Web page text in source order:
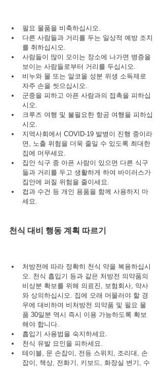
필요 물품을 비축하십시오.
다른 사람들과 거리를 두는 일상적 예방 조치
를 취하십시오.
사람들이 많이 모이는 장소에 나가면 병증을
보이는 사람들로부터 거리를 두십시오.
비누와 물 또는 알코올 성분 위생 소독제로
자주 손을 씻으십시오.
군중을 피하고 아픈 사람과의 접촉을 피하십
시오.
크루즈 여행 및 불필요한 항공 여행을 피하십
시오.
지역사회에서 COVID-19 발병이 진행 중이라
면, 노출 위험을 더욱 줄일 수 있도록 최대한
집에 머무세요.
집안 식구 중 아픈 사람이 있으면 다른 식구
들과 거리를 두고 생활하게 하여 바이러스가
집안에 퍼질 위험을 줄이세요.
컵과 수건 등 개인 용품을 함께 사용하지 마
세요.
천식 대비 행동 계획 따르기
처방전에 따라 정확히 천식 약을 복용하십시
오. 천식 흡입기 등과 같은 처방전 의약품의
비상분 확보를 위해 의료진, 보험회사, 약사
와 상의하십시오. 집에 오래 머물러야 할 경
우에 대비하여 비처방전 의약품 및 필요 물
품 30일분 역시 즉시 이용 가능하도록 확보
해야 합니다.
흡입기 사용법을 숙지하세요.
천식 유발 요인을 피하세요.
테이블, 문 손잡이, 전등 스위치, 조리대, 손
잡이, 책상, 전화기, 키보드, 화장실 변기, 수